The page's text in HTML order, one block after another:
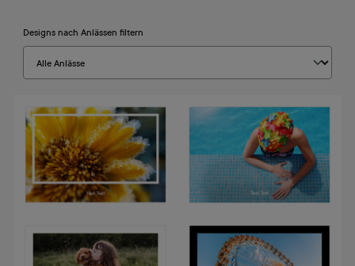
Designs nach Anlässen filtern